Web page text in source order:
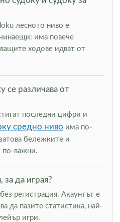
лесното ниво е
има повече
ходове идват от
се различава от
последни цифри и
средно ниво има по-
бележките и
по-важни.
за да играя?
регистрация. Акаунтът е
да пазите статистика, най-
игри.